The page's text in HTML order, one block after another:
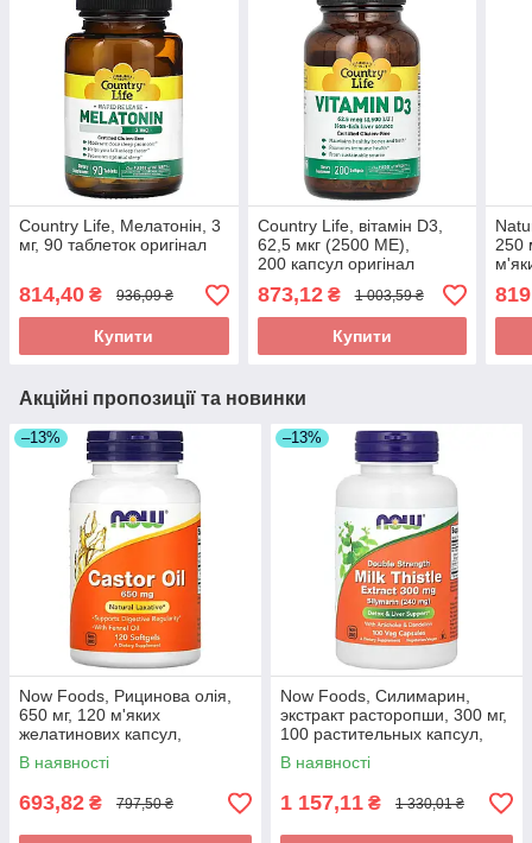
Country Life, Мелатонін, 3
мг, 90 таблеток оригінал
814,40 ₴ 936,09 ₴
Купити
Country Life, вітамін D3,
62,5 мкг (2500 МЕ),
200 капсул оригінал
873,12₴ 1 003,59 ₴
Купити
250
Акційні пропозиції та новинки
–13%
Now Foods, Рицинова олія,
650 мг, 120 м'яких
желатинових капсул,
оригінал
В наявності
693,82 ₴ 797,50 ₴
–13%
Now Foods, Силимарин,
экстракт расторопши, 300 мг,
100 растительных капсул,
оригінал
В наявності
1 157,11 ₴ 1 330,01 ₴